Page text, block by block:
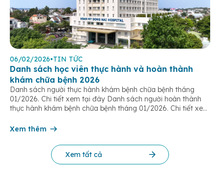
06/02/2026•TIN TỨC
Danh sách học viên thực hành và hoàn thành
khám chữa bệnh 2026
Danh sách người thực hành khám bệnh chữa bệnh tháng
01/2026. Chi tiết xem tại đây Danh sách người hoàn thành
thực hành khám bệnh chữa bệnh tháng 01/2026. Chi tiết xem
chữa bệnh tháng 02/2026. Chi tiết xem tại đây Danh sách
Xem thêm
Xem tất cả